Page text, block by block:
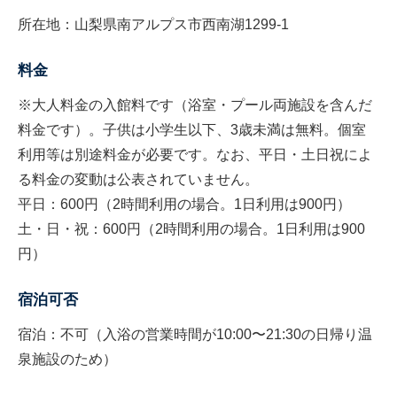
所在地：山梨県南アルプス市西南湖1299-1
料金
※大人料金の入館料です（浴室・プール両施設を含んだ
料金です）。子供は小学生以下、3歳未満は無料。個室
利用等は別途料金が必要です。なお、平日・土日祝によ
る料金の変動は公表されていません。
平日：600円（2時間利用の場合。1日利用は900円）
土・日・祝：600円（2時間利用の場合。1日利用は900
円）
宿泊可否
宿泊：不可（入浴の営業時間が10:00〜21:30の日帰り温
泉施設のため）